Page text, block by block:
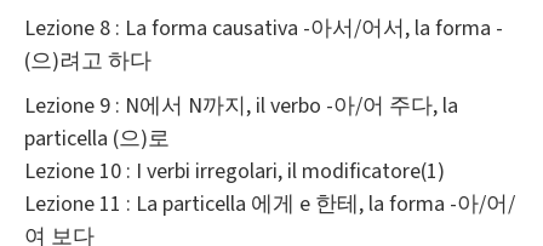
Lezione 8 : La forma causativa -아서/어서, la forma -
(으)려고 하다
Lezione 9 : N에서 N까지, il verbo -아/어 주다, la
particella (으)로
Lezione 10 : I verbi irregolari, il modificatore(1)
Lezione 11 : La particella 에게 e 한테, la forma -아/어/
여 보다